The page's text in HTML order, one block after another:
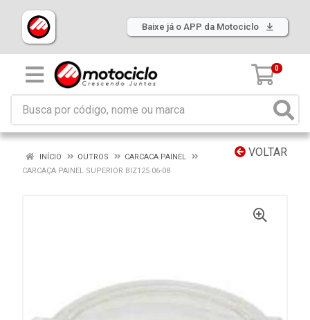
Baixe já o APP da Motociclo
0
VOLTAR
INÍCIO OUTROS
CARCACA PAINEL
CARCAÇA PAINEL SUPERIOR BIZ125 06-08